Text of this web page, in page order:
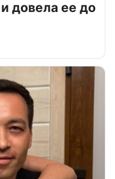
довела ее до